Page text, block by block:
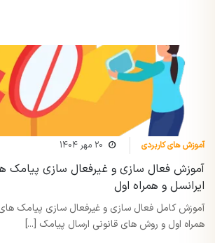
آموزش های کاربردی 20 مهر 1404
آموزش فعال سازی و غیرفعال سازی پیامک
ایرانسل و همراه اول
آموزش کامل فعال سازی و غیرفعال سازی پیامک های
همراه اول و روش های قانونی ارسال پیامک [...]